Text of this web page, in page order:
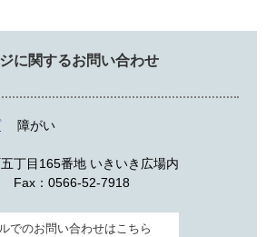
に関するお問い合わせ
障がい
丁目165番地 いきいき広場内
Fax：0566-52-7918
でのお問い合わせはこちら